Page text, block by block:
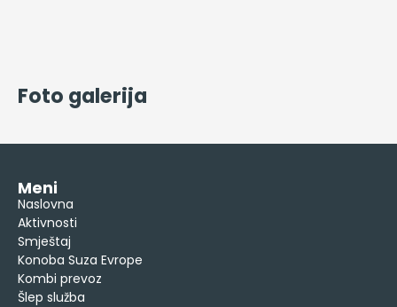
Foto galerija
Meni
Naslovna
Aktivnosti
Smještaj
Konoba Suza Evrope
Kombi prevoz
Šlep služba